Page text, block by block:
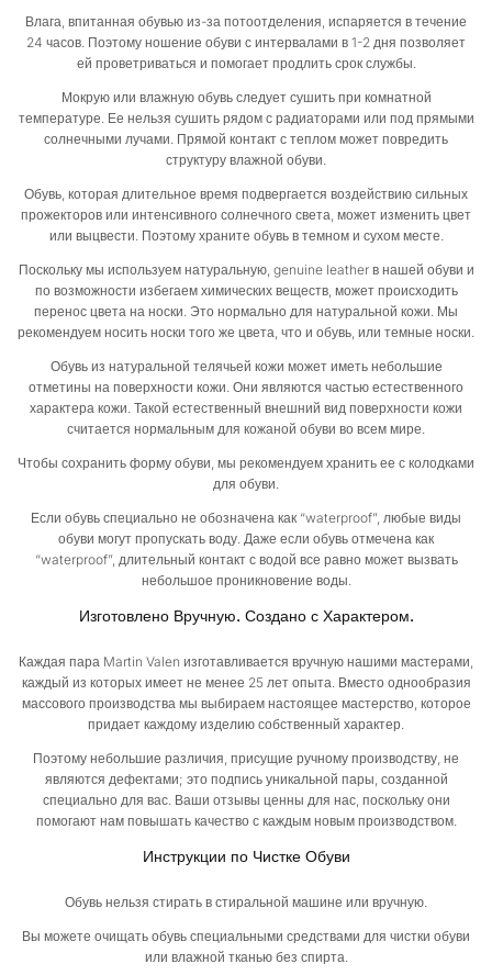
Влага, впитанная обувью из-за потоотделения, испаряется в течение
24 часов. Поэтому ношение обуви с интервалами в 1-2 дня позволяет
ей проветриваться и помогает продлить срок службы.
Мокрую или влажную обувь следует сушить при комнатной
температуре. Ее нельзя сушить рядом с радиаторами или под прямыми
солнечными лучами. Прямой контакт с теплом может повредить
структуру влажной обуви.
Обувь, которая длительное время подвергается воздействию сильных
прожекторов или интенсивного солнечного света, может изменить цвет
или выцвести. Поэтому храните обувь в темном и сухом месте.
Поскольку мы используем натуральную, genuine leather в нашей обуви и
по возможности избегаем химических веществ, может происходить
перенос цвета на носки. Это нормально для натуральной кожи. Мы
рекомендуем носить носки того же цвета, что и обувь, или темные носки.
Обувь из натуральной телячьей кожи может иметь небольшие
отметины на поверхности кожи. Они являются частью естественного
характера кожи. Такой естественный внешний вид поверхности кожи
считается нормальным для кожаной обуви во всем мире.
Чтобы сохранить форму обуви, мы рекомендуем хранить ее с колодками
для обуви.
Если обувь специально не обозначена как “waterproof”, любые виды
обуви могут пропускать воду. Даже если обувь отмечена как
“waterproof”, длительный контакт с водой все равно может вызвать
небольшое проникновение воды.
Изготовлено Вручную. Создано с Характером.
Каждая пара Martin Valen изготавливается вручную нашими мастерами,
каждый из которых имеет не менее 25 лет опыта. Вместо однообразия
массового производства мы выбираем настоящее мастерство, которое
придает каждому изделию собственный характер.
Поэтому небольшие различия, присущие ручному производству, не
являются дефектами; это подпись уникальной пары, созданной
специально для вас. Ваши отзывы ценны для нас, поскольку они
помогают нам повышать качество с каждым новым производством.
Инструкции по Чистке Обуви
Обувь нельзя стирать в стиральной машине или вручную.
Вы можете очищать обувь специальными средствами для чистки обуви
или влажной тканью без спирта.